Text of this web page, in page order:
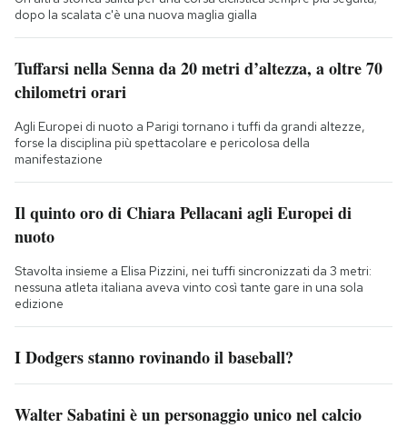
dopo la scalata c'è una nuova maglia gialla
Tuffarsi nella Senna da 20 metri d’altezza, a oltre 70
chilometri orari
Agli Europei di nuoto a Parigi tornano i tuffi da grandi altezze,
forse la disciplina più spettacolare e pericolosa della
manifestazione
Il quinto oro di Chiara Pellacani agli Europei di
nuoto
Stavolta insieme a Elisa Pizzini, nei tuffi sincronizzati da 3 metri:
nessuna atleta italiana aveva vinto così tante gare in una sola
edizione
I Dodgers stanno rovinando il baseball?
Walter Sabatini è un personaggio unico nel calcio